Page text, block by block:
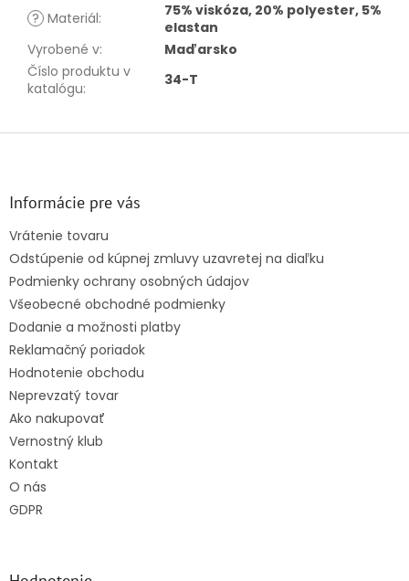
? Materiál:
75% viskóza, 20% polyester, 5%
elastan
Vyrobené v:
Maďarsko
Číslo produktu v
katalógu: 34-T
Z
Informácie pre vás
Vrátenie tovaru
Odstúpenie od kúpnej zmluvy uzavretej na diaľku
Podmienky ochrany osobných údajov
Všeobecné obchodné podmienky
Dodanie a možnosti platby
Reklamačný poriadok
Hodnotenie obchodu
Neprevzatý tovar
Ako nakupovať
Vernostný klub
Kontakt
O nás
GDPR